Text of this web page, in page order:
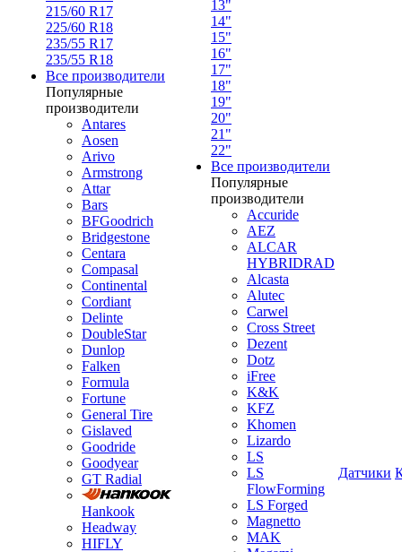
215/60 R17
225/60 R18
235/55 R17
235/55 R18
Все производители
Популярные
производители
Antares
Aosen
Arivo
Armstrong
Attar
Bars
BFGoodrich
Bridgestone
Centara
Compasal
Continental
Cordiant
Delinte
DoubleStar
Dunlop
Falken
Formula
Fortune
General Tire
Gislaved
Goodride
Goodyear
GT Radial
Hankook
Headway
HIFLY
13"
14"
15"
16"
17"
18"
19"
20"
21"
22"
Все производители
Популярные
производители
Accuride
AEZ
ALCAR
HYBRIDRAD
Alcasta
Alutec
Carwel
Cross Street
Dezent
Dotz
iFree
K&K
KFZ
Khomen
Lizardo
LS
LS
FlowForming
LS Forged
Magnetto
MAK
Датчики